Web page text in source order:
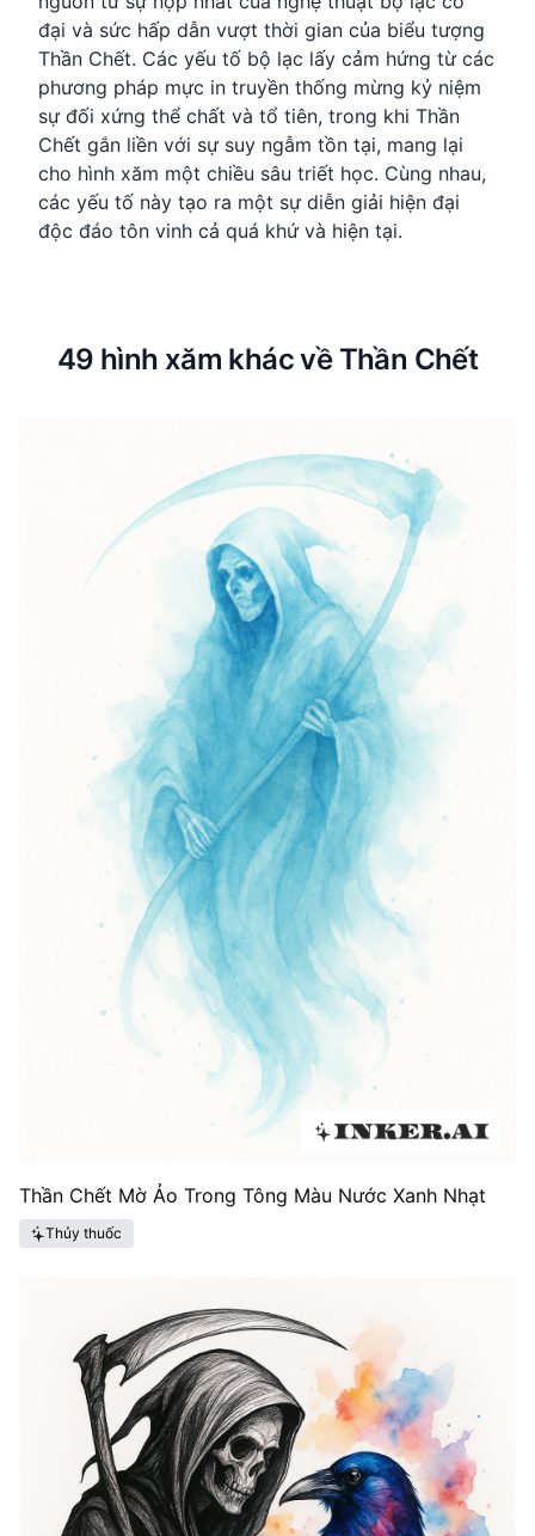
đại và sức hấp dẫn vượt thời gian của biểu tượng
Thần Chết. Các yếu tố bộ lạc lấy cảm hứng từ các
phương pháp mực in truyền thống mừng kỷ niệm
sự đối xứng thể chất và tổ tiên, trong khi Thần
Chết gắn liền với sự suy ngẫm tồn tại, mang lại
cho hình xăm một chiều sâu triết học. Cùng nhau,
các yếu tố này tạo ra một sự diễn giải hiện đại
độc đáo tôn vinh cả quá khứ và hiện tại.
49 hình xăm khác về Thần Chết
Thần Chết Mờ Ảo Trong Tông Màu Nước Xanh Nhạt
Thủy thuốc